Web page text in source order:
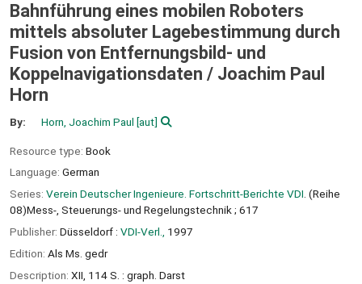
Bahnführung eines mobilen Roboters
mittels absoluter Lagebestimmung durch
Fusion von Entfernungsbild- und
Koppelnavigationsdaten / Joachim Paul
Horn
By: Horn, Joachim Paul [aut]
Resource type: Book
Language: German
Series: Verein Deutscher Ingenieure. Fortschritt-Berichte VDI . (Reihe
08)Mess-, Steuerungs- und Regelungstechnik ; 617
Publisher: Düsseldorf : VDI-Verl.,
1997
Edition: Als Ms. gedr
Description: XII, 114 S. : graph. Darst